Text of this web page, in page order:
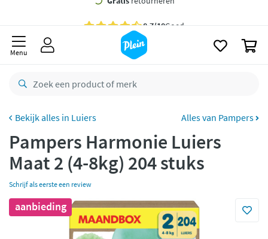
besteld,maandag
retourneren
Betaal met Klarna
Menu
Luiers Alles van Pampers
Pampers Harmonie Luiers
Maat 2 (4-8kg) 204 stuks
Schrijf als eerste een review
aanbieding